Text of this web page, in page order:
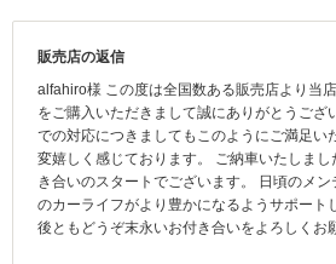
販売店の返信
alfahiro様 この度は全国数ある販売店より当
をご購入いただきまして誠にありがとうござ
での対応につきましてもこのようにご満足い
変嬉しく感じております。 ご納車いたしま
き合いのスタートでございます。 日頃のメ
のカーライフがより豊かになるようサポート
後ともどうぞ末永いお付き合いをよろしくお